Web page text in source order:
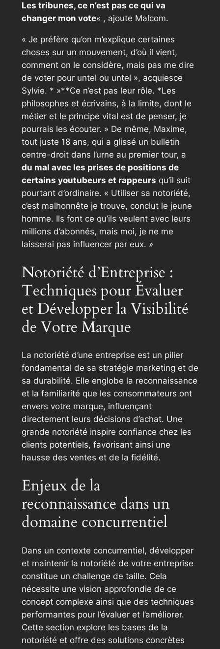
Les tribunes, ce n’est pas ce qui va
changer mon vote« , ajoute Malcom.
« Je préfère qu’on m’explique certaines
choses sur un mouvement, d’où il vient,
comment on le considère, mais pas me dire
de voter pour untel ou untel », acquiesce
Sylvie. * »**Ce n’est pas leur rôle. *Les
philosophes et écrivains, à la limite, dont le
métier et le principe vital est de penser, je
pourrais les écouter. » De même, Maxime,
tout juste 18 ans, qui a glissé un bulletin
centre-droit dans l’urne au premier tour, a
du mal avec les prises de positions de
certains youtubeurs et rappeurs qu’il suit
pourtant d’ordinaire. « Utiliser sa notoriété,
c’est malhonnête je trouve, conclut le jeune
homme. Ils font ce qu’ils veulent avec leurs
millions d’abonnés, mais moi, je ne me
laisserai pas influencer par eux. »
Notoriété d’Entreprise :
Techniques pour Évaluer
et Développer la Visibilité
de Votre Marque
La notoriété d’une entreprise est un pilier
fondamental de sa stratégie marketing et de
sa durabilité. Elle englobe la reconnaissance
et la familiarité que les consommateurs ont
envers votre marque, influençant
directement leurs décisions d’achat. Une
grande notoriété inspire confiance chez les
clients potentiels, favorisant ainsi une
hausse des ventes et de la fidélité.
Enjeux de la
reconnaissance dans un
domaine concurrentiel
Dans un contexte concurrentiel, développer
et maintenir la notoriété de votre entreprise
constitue un challenge de taille. Cela
nécessite une vision approfondie de ce
concept complexe ainsi que des techniques
performantes pour l’évaluer et l’améliorer.
Cette section explore les bases de la
notoriété et offre des solutions concrètes